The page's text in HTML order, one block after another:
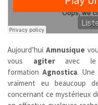
Aujourd’hui Amnusique
vous agiteravec le
formation Agnostica. Une
vraiment eu beaucoup
concernant ce mystérieux